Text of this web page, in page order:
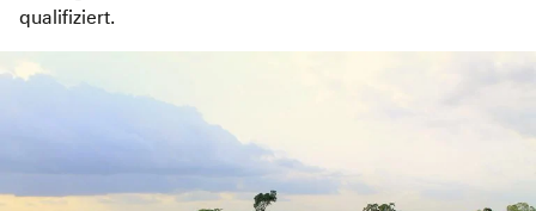
qualifiziert.